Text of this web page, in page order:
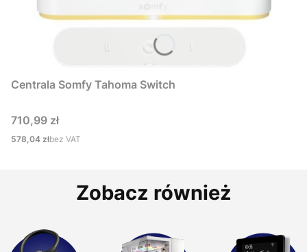
Centrala Somfy Tahoma Switch
Cena
710,99 zł
Cena
578,04 złbez VAT
Zobacz również